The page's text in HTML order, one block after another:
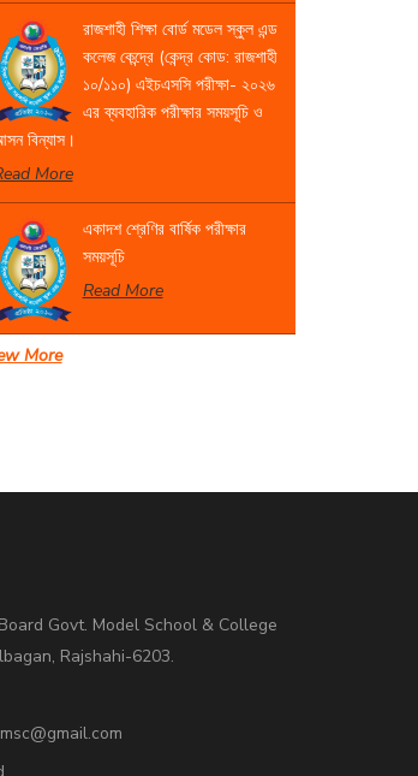
রাজশাহী শিক্ষা বোর্ড মডেল স্কুল এন্ড
কলেজ কেন্দ্রে (কেন্দ্র কোড: রাজশাহী
১০/১১০) এইচএসসি পরীক্ষা- ২০২৬
এর ব্যবহারিক পরীক্ষার সময়সূচি ও
বিন্যাস।
More
একাদশ শ্রেণির বার্ষিক পরীক্ষার
সময়সূচি
Read More
More
Govt. Model School & College
Rajshahi-6203.